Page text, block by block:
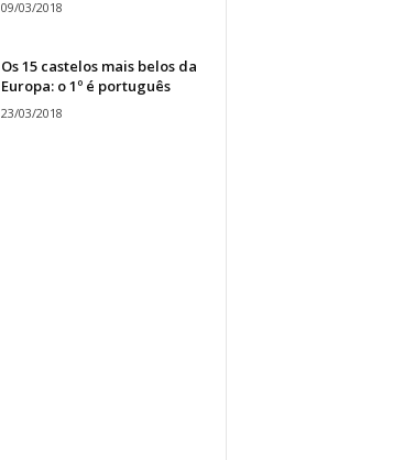
09/03/2018
Os 15 castelos mais belos da
Europa: o 1º é português
23/03/2018